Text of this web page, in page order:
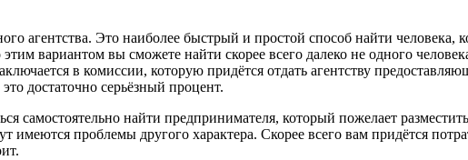
агентства. Это наиболее быстрый и простой способ найти человека,
вариантом вы сможете найти скорее всего далеко не одного
в комиссии, которую придётся отдать агентству
достаточно серьёзный процент.
самостоятельно найти предпринимателя, который пожелает
имеются проблемы другого характера. Скорее всего вам придётся